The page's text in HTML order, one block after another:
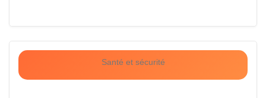
Santé et sécurité